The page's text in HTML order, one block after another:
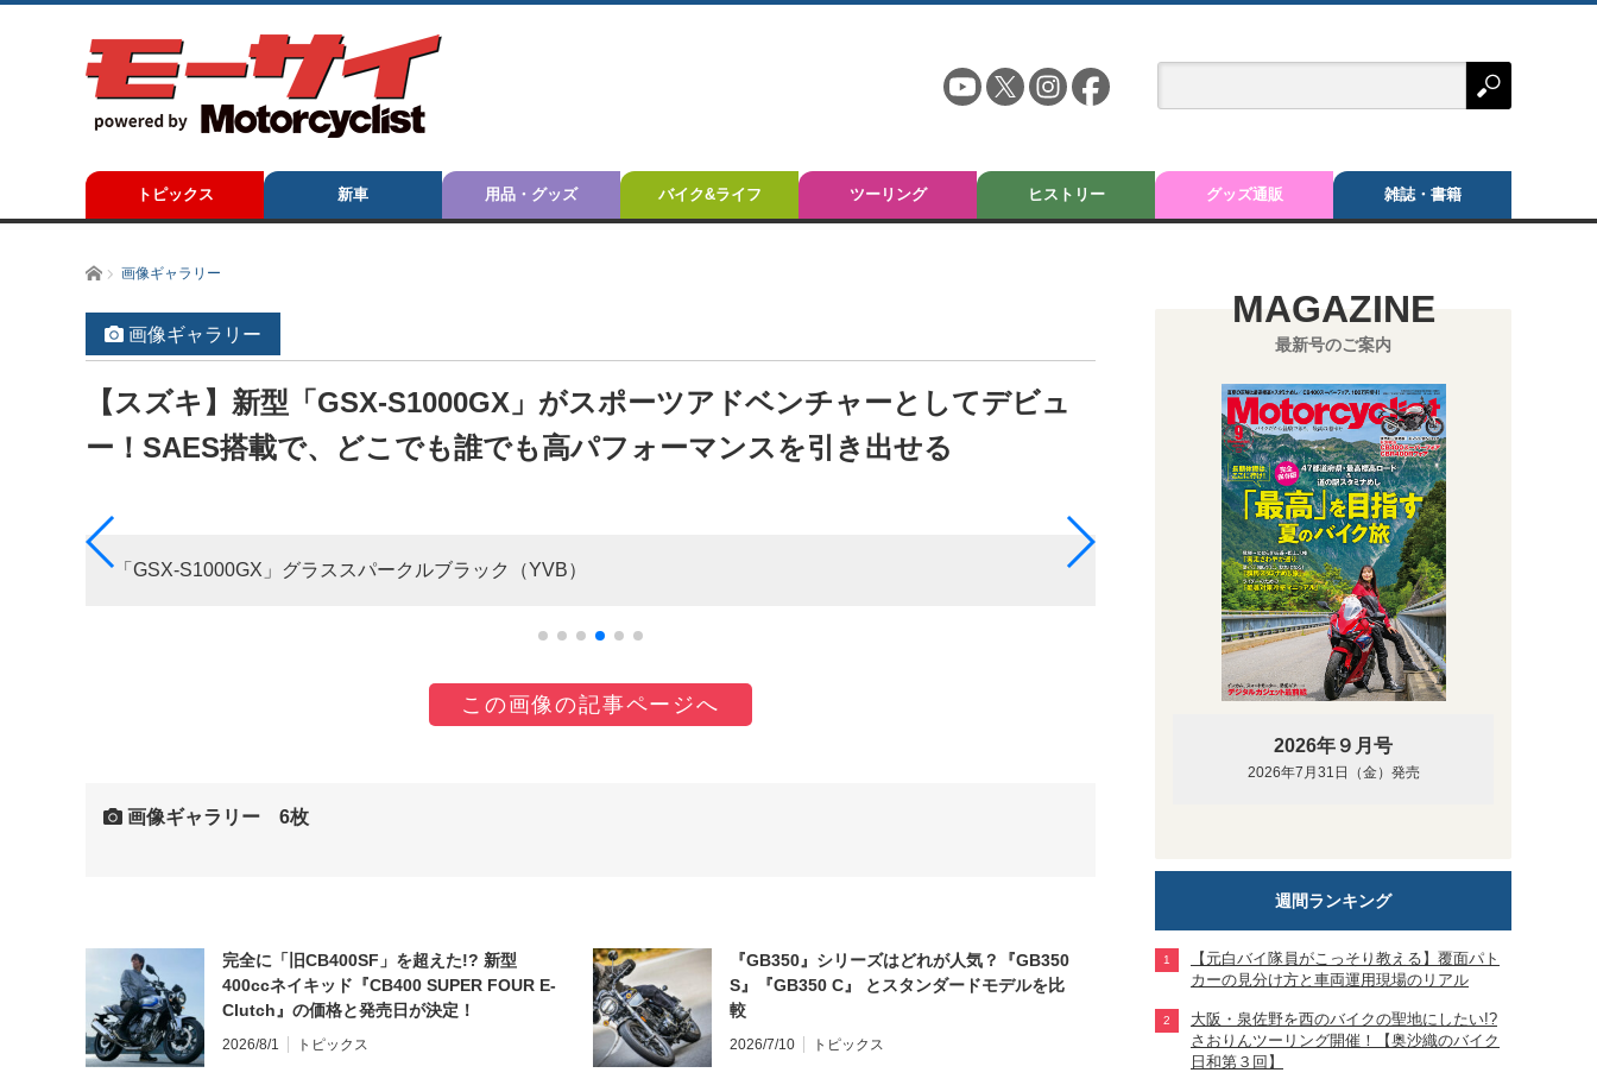
トピックス 新車 用品・グッズ バイク&ライフ ツーリング ヒストリー グッズ通販 雑誌・書籍
ホーム画像ギャラリー
画像ギャラリー
【スズキ】新型「GSX-S1000GX」がスポーツアドベンチャーとしてデビュ
ー！SAES搭載で、どこでも誰でも高パフォーマンスを引き出せる
「GSX-S1000GX」グラススパークルブラック（YVB） 「GSX-S1000GX」グラススパークルブラック（YVB）
この画像の記事ページへ
画像ギャラリー 6枚
完全に「旧CB400SF」を超えた!? 新型
400ccネイキッド『CB400 SUPER FOUR E-
Clutch』の価格と発売日が決定！
2026/8/1 トピックス
『GB350』シリーズはどれが人気？『GB350
S』『GB350 C』 とスタンダードモデルを比
較
2026/7/10 トピックス
MAGAZINE
最新号のご案内
2026年９月号
2026年7月31日（金）発売
週間ランキング
【元白バイ隊員がこっそり教える】覆面パト
カーの見分け方と車両運用現場のリアル
大阪・泉佐野を西のバイクの聖地にしたい!?
さおりんツーリング開催！【奥沙織のバイク
日和第３回】